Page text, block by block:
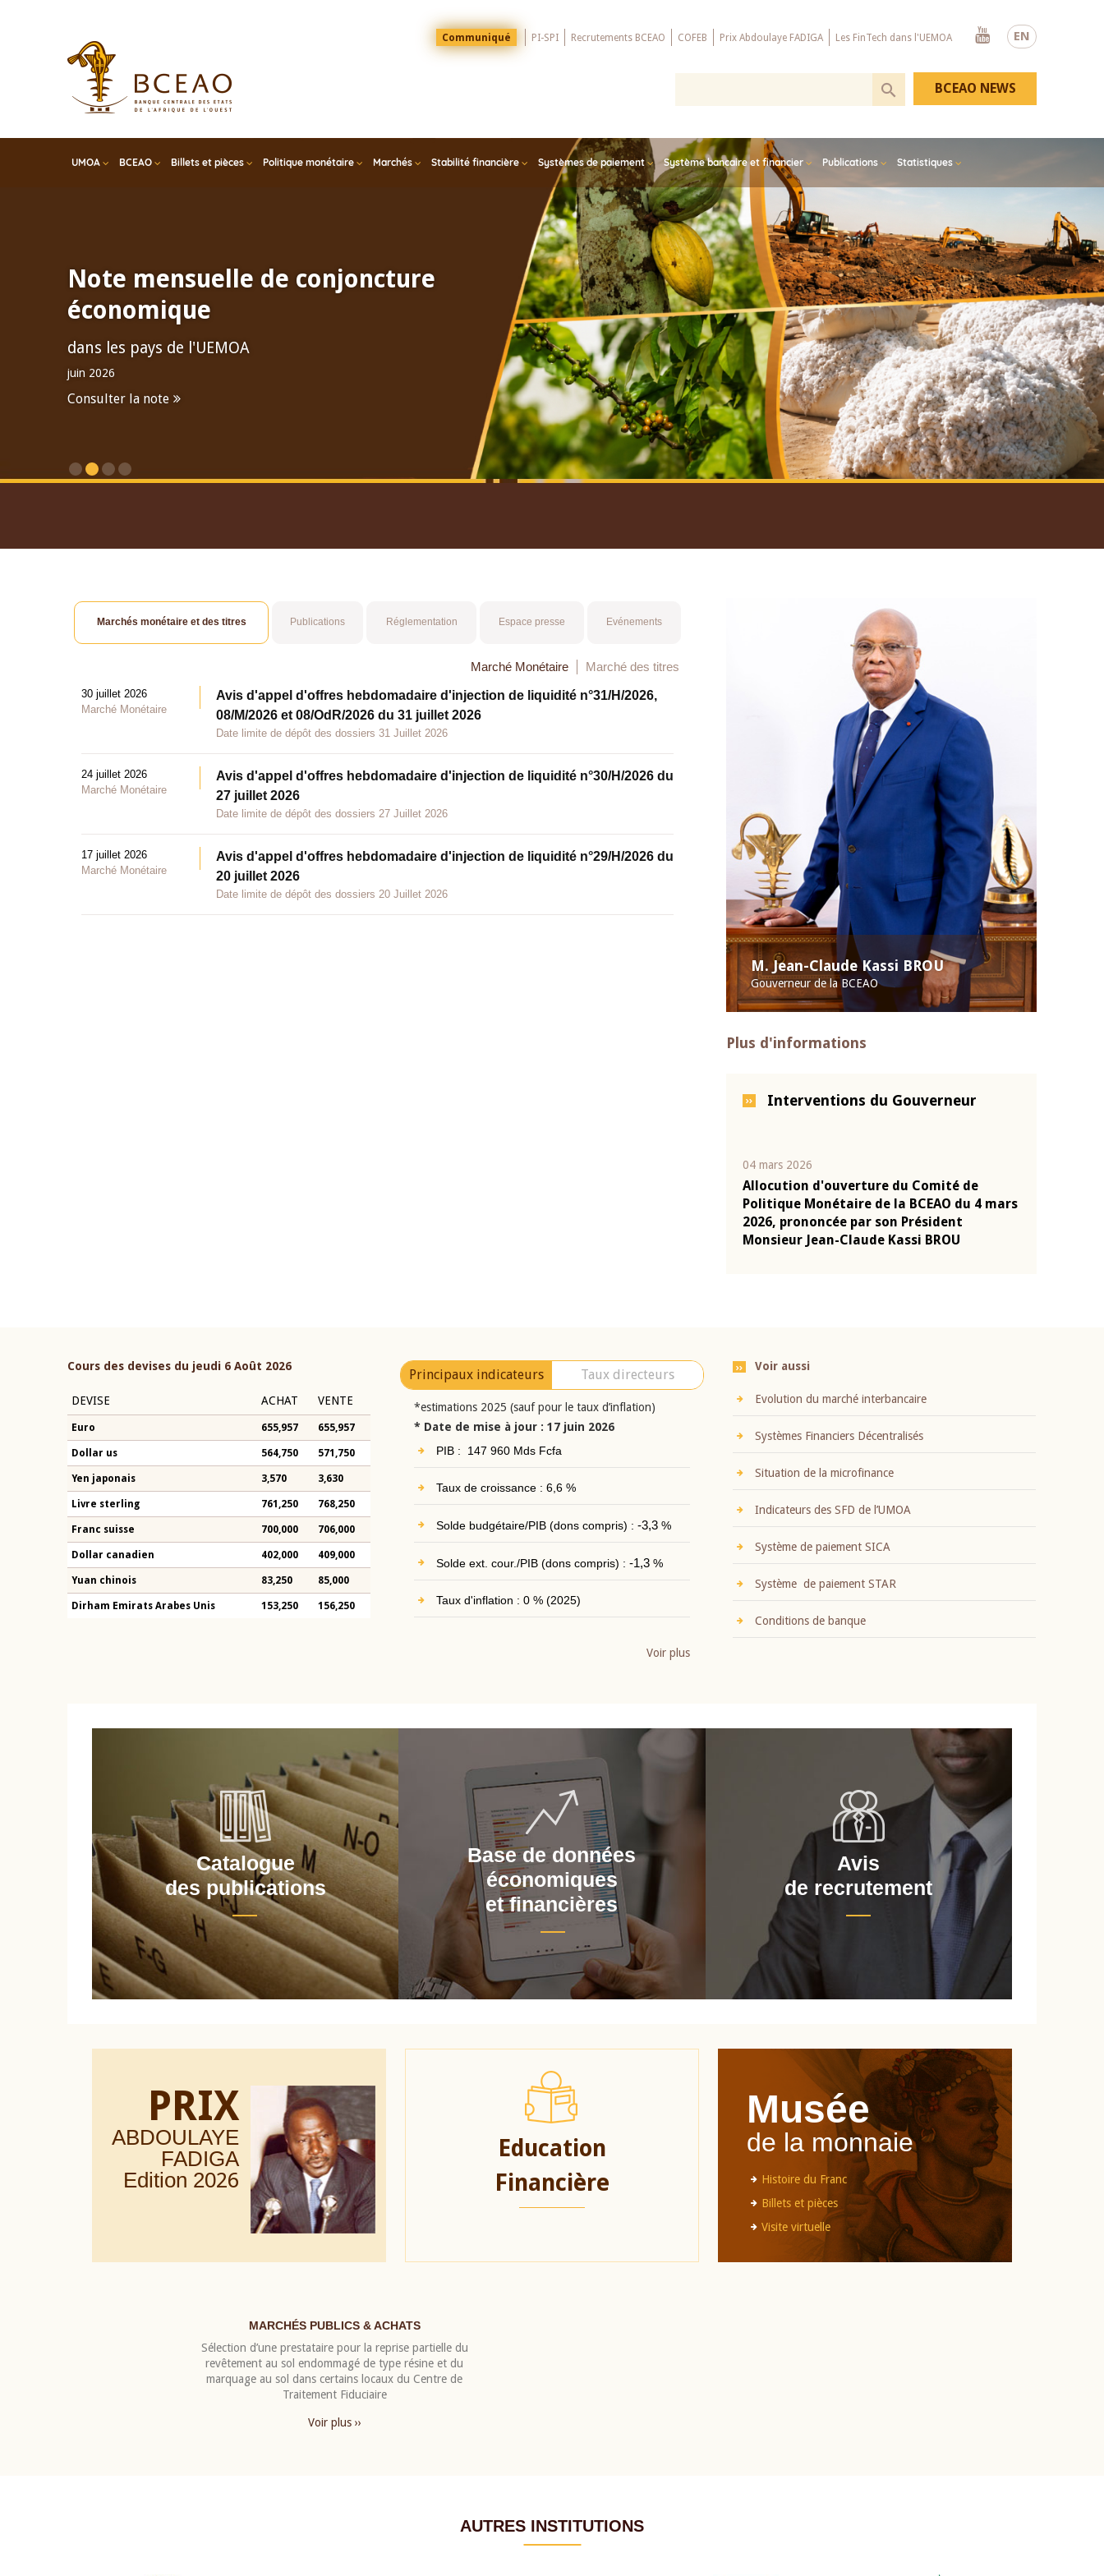
EN
Menu
Top
Communiqué PI-SPI Recrutements BCEAO COFEB Prix Abdoulaye FADIGA Les FinTech dans l'UEMOA
Youtube
UMOA BCEAO Billets et pièces Politique monétaire Marchés Stabilité financière Systèmes de paiement Système bancaire et financier Publications Statistiques
BCEAO NEWS
Note mensuelle de conjoncture
économique
dans les pays de l'UEMOA
juin 2026
Consulter la note
M. Jean-Claude Kassi BROU
Gouverneur de la BCEAO
Plus d'informations
Interventions du Gouverneur
04 mars 2026
Allocution d'ouverture du Comité de
Politique Monétaire de la BCEAO du 4 mars
2026, prononcée par son Président
Monsieur Jean-Claude Kassi BROU
Marchés monétaire et des titres Publications Réglementation Espace presse Evénements
Marché Monétaire Marché des titres
30 juillet 2026
Marché Monétaire
Avis d'appel d'offres hebdomadaire d'injection de liquidité n°31/H/2026,
08/M/2026 et 08/OdR/2026 du 31 juillet 2026
Date limite de dépôt des dossiers 31 Juillet 2026
24 juillet 2026
Marché Monétaire
Avis d'appel d'offres hebdomadaire d'injection de liquidité n°30/H/2026 du
27 juillet 2026
Date limite de dépôt des dossiers 27 Juillet 2026
17 juillet 2026
Marché Monétaire
Avis d'appel d'offres hebdomadaire d'injection de liquidité n°29/H/2026 du
20 juillet 2026
Date limite de dépôt des dossiers 20 Juillet 2026
Cours des devises du jeudi 6 Août 2026
DEVISE ACHAT VENTE
Euro 655,957 655,957
Dollar us 564,750 571,750
Yen japonais 3,570 3,630
Livre sterling 761,250 768,250
Franc suisse 700,000 706,000
Dollar canadien 402,000 409,000
Yuan chinois 83,250 85,000
Dirham Emirats Arabes Unis 153,250 156,250
Principaux indicateurs Taux directeurs
*estimations 2025 (sauf pour le taux d’inflation)
* Date de mise à jour : 17 juin 2026
PIB : 147 960 Mds Fcfa
Taux de croissance : 6,6 %
Solde budgétaire/PIB (dons compris) : -3,3%
Solde ext. cour./PIB (dons compris) : -1,3%
Taux d'inflation : 0 % (2025)
Voir plus
Voir aussi
Evolution du marché interbancaire
Systèmes Financiers Décentralisés
Situation de la microfinance
Indicateurs des SFD de l’UMOA
Système de paiement SICA
Système de paiement STAR
Conditions de banque
Catalogue
des publications
Base de données
économiques
et financières
Avis
de recrutement
PRIX
ABDOULAYE
FADIGA
Edition 2026
Education
Financière
Musée
de la monnaie
Histoire du Franc
Billets et pièces
Visite virtuelle
MARCHÉS PUBLICS & ACHATS
Sélection d’une prestataire pour la reprise partielle du
revêtement au sol endommagé de type résine et du
marquage au sol dans certains locaux du Centre de
Traitement Fiduciaire
Voir plus ››
AUTRES INSTITUTIONS